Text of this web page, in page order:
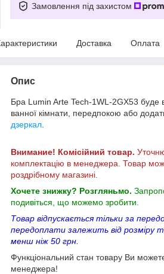
Замовлення під захистом
Доставка Оплата
Опис
Бра Lumin Arte Tech-1WL-2GX53 буде
ванної кімнати, передпокою або
дзеркал
Внимание! Комісійний товар.
комплектацію в менеджера. Товар
роздрібному магазині.
Хочете знижку? Розгляньмо.
подивіться, що можемо зробити.
Товар відпускається тільки за
передоплати залежить від розміру
менш ніж 50 грн.
Функціональний стан товару Ви
менеджера!